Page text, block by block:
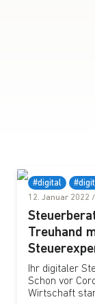
#digital
12. Januar 2022 /
Treuhand
Ihr digitaler
Schon vor
Wirtschaft